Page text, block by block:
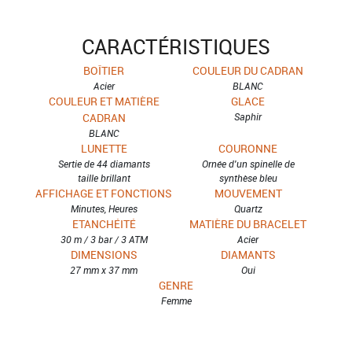
CARACTÉRISTIQUES
BOÎTIER
Acier
COULEUR DU CADRAN
BLANC
COULEUR ET MATIÈRE
CADRAN
BLANC
GLACE
Saphir
LUNETTE
Sertie de 44 diamants
taille brillant
COURONNE
Ornée d'un spinelle de
synthèse bleu
AFFICHAGE ET FONCTIONS
Minutes, Heures
MOUVEMENT
Quartz
ETANCHÉITÉ
30 m / 3 bar / 3 ATM
MATIÈRE DU BRACELET
Acier
DIMENSIONS
27 mm x 37 mm
DIAMANTS
Oui
GENRE
Femme